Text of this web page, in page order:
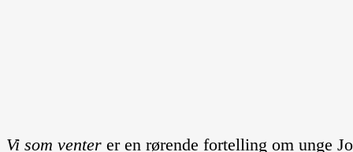
Vi som venter er en rørende fortelling om unge